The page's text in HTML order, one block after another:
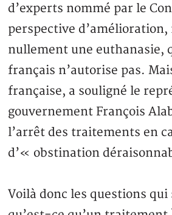
d’experts nommé par le
perspective
nullement une euthanasie,
français n’autorise pas.
française, a souligné le
gouvernement François
l’arrêt des traitements en
d’« obstination
Voilà donc les questions qui